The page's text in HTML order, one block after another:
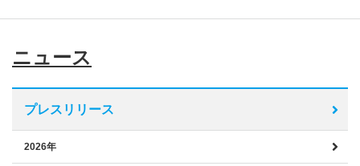
ニュース
プレスリリース
2026年